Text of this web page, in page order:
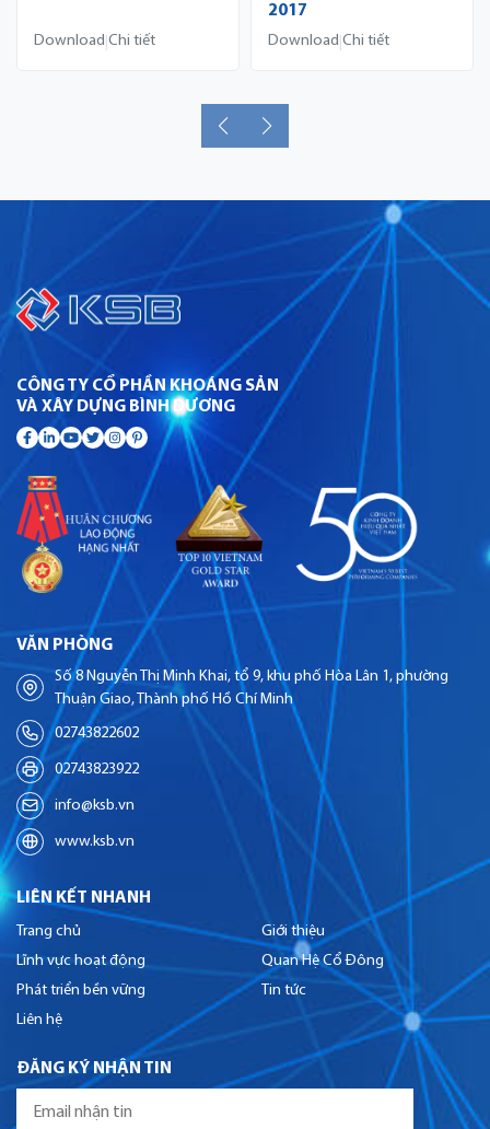
Download Chi tiết
2017
Download Chi tiết
CÔNG TY CỔ PHẦN KHOÁNG SẢN
VÀ XÂY DỰNG BÌNH DƯƠNG
VĂN PHÒNG
Số 8 Nguyễn Thị Minh Khai, tổ 9, khu phố Hòa Lân 1, phường
Thuận Giao, Thành phố Hồ Chí Minh
02743822602
02743823922
info@ksb.vn
www.ksb.vn
LIÊN KẾT NHANH
Trang chủ
Giới thiệu
Lĩnh vực hoạt động
Quan Hệ Cổ Đông
Phát triển bền vững
Tin tức
Liên hệ
ĐĂNG KÝ NHẬN TIN